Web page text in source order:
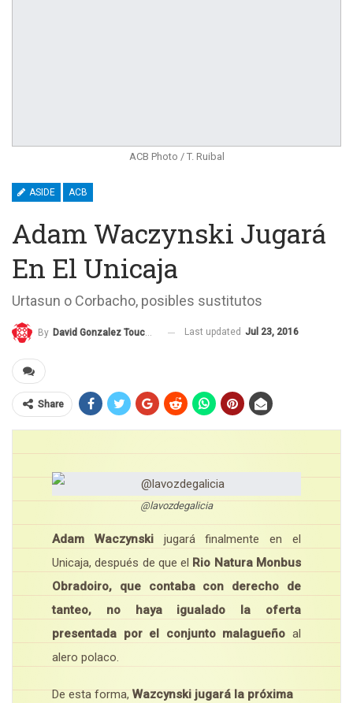
ACB Photo / T. Ruibal
ASIDE ACB
Adam Waczynski Jugará
En El Unicaja
Urtasun o Corbacho, posibles sustitutos
By David Gonzalez Touceda Last updated Jul 23, 2016
Share
@lavozdegalicia
Adam Waczynskijugará finalmente en el
Unicaja, después de que el
Rio Natura Monbus
Obradoiro, que contaba con derecho de
tanteo, no haya igualado la oferta
presentada por el conjunto malagueño al
alero polaco.
De esta forma, Wazcynski jugará la próxima